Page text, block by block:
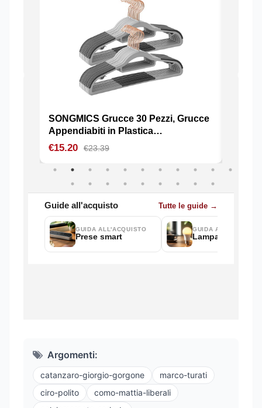
Argomenti:
catanzaro-giorgio-gorgone
marco-turati
ciro-polito
como-mattia-liberali